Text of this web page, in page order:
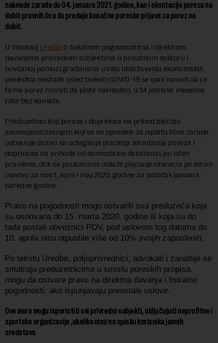
naknade zarada do 04. januara 2021. godine, kao i akontacije poreza na
dobit pravnih lica do predaje konačne poreske prijave za porez na
dobit.
U Vladinoj Uredbi o fiskalnim pogodnostima i direktnim
davanjima privrednim subjektima u privatnom sektoru i
novčanoj pomoći građanima u cilju ublažavanja ekonomskih
posledica nastalih usled bolesti COVID-19 se ipak navodi da će
firme porez morati da plate naknadno, u 24 jednake mesečne
rate bez kamate.
Preduzetnici koji poreze i doprinose na prihod plaćaju
samooporezivanjem koji se ne opredele za isplatu lične zarade
ostvaruje pravo na odlaganje plaćanja akontacija poreza i
doprinosa na prihode od samostalne delatnosti, po istim
pravilima, dok se paušalcima odlaže plaćanje obaveza po istom
osnovu za mart, april i maj 2020. godine za početak januara
naredne godine.
Pravo na pogodnosti mogu ostvariti sva preduzeća koja
su osnovana do 15. marta 2020. godine ili koja su do
tada postali obveznici PDV, pod uslovom tog datuma do
10. aprila nisu otpustile više od 10% svojih zaposlenih.
Po tekstu Uredbe, poljoprivrednici, advokati i zanatlije se
smatraju preduzetnicima u smislu poreskih propisa,
mogu da ostvare pravo na direktna davanja i fiskalne
pogodnosti, ako ispunjavaju preostale uslove.
Ove mere mogu isporistiti svi privredni subjekti, uključujući neprofitne i
sportske organizacije ,ukoliko nisu na spisku korisnika javnih
sredstava